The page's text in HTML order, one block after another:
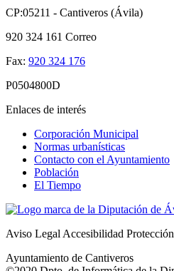
CP:05211 - Cantiveros (Ávila)
920 324 161 Correo
Fax: 920 324 176
P0504800D
Enlaces de interés
Corporación Municipal
Normas urbanísticas
Contacto con el Ayuntamiento
Población
El Tiempo
Aviso LegalAccesibilidad
Ayuntamiento de Cantiveros